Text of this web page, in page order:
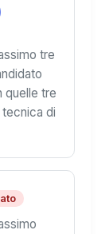
tre
quelle tre
di